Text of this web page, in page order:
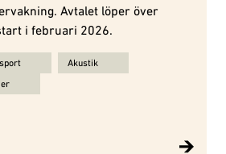
Avtalet löper över
i februari 2026.
kontrakt i SL:s upphandling av
Akustik